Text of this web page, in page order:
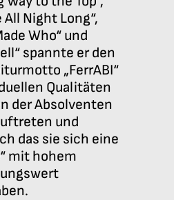
All Night Long“,
Who“ und
spannte er den
„FerrABI“
Qualitäten
der Absolventen
und
das sie sich eine
mit hohem